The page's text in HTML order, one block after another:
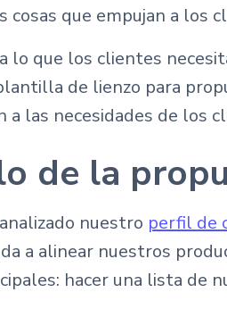
cosas que empujan a los
lo que los clientes
de lienzo para
a las necesidades de los
de la
nuestro perfil de
a alinear nuestros
hacer una lista de